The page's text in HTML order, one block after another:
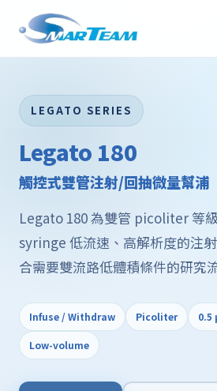
LEGATO SERIES
Legato 180
觸控式雙管注射/回抽微量幫浦
Legato 180 為雙管 picoliter 等
syringe 低流速、高解析度的注
合需要雙流路低體積條件的研究
Infuse / Withdraw Picoliter 0.5
Low-volume